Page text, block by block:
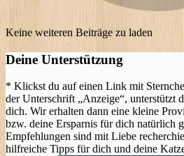
Keine weiteren Beiträge zu laden
Deine Unterstützung
* Klickst du auf einen Link mit
der Unterschrift „Anzeige“, unterstützt
dich. Wir erhalten dann eine kleine
bzw. deine Ersparnis für dich natürlich
Empfehlungen sind mit Liebe
hilfreiche Tipps für dich und deine